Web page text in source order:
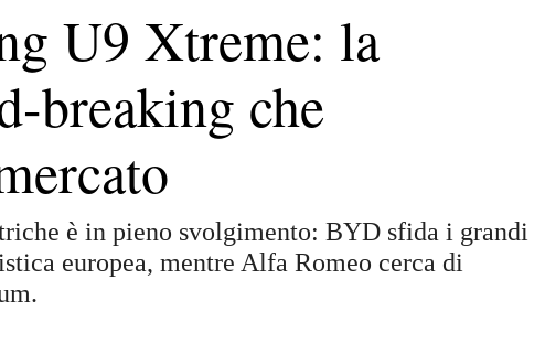
U9 Xtreme: la
breaking che
è in pieno svolgimento: BYD sfida i grandi
europea, mentre Alfa Romeo cerca di